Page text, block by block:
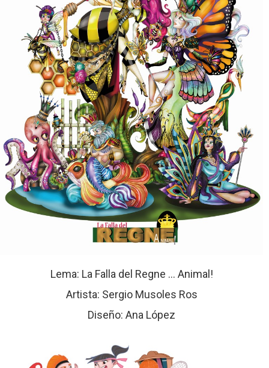
Lema: La Falla del Regne ... Animal!
Artista: Sergio Musoles Ros
Diseño: Ana López